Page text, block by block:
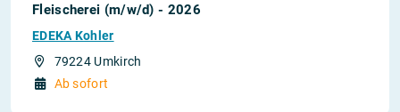
Fleischerei (m/w/d) - 2026
EDEKA Kohler
79224 Umkirch
Ab sofort